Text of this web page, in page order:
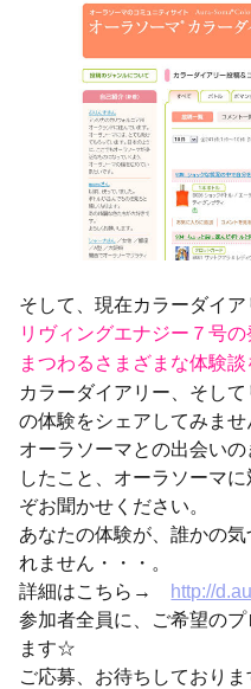
そして、現在カラーダイア
リヴィングエナジー７号
まつわるさまざまな体験談
カラーダイアリー、そし
の体験をシェアしてみませ
オーラソーマとの出会い
したこと、オーラソーマ
ぞお聞かせください。
あなたの体験が、誰かの
れません・・・。
詳細はこちら→ http://
参加者全員に、ご希望の
ます☆
ご応募、お待ちしておりま